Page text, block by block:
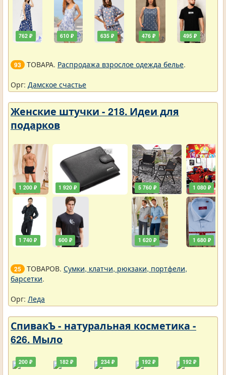
762 ₽ 610 ₽ 635 ₽ 476 ₽ 495 ₽
93 ТОВАРА. Распродажа взрослое одежда белье.
Орг: Дамское счастье
Женские штучки - 218. Идеи для
подарков
1 200 ₽
1 740 ₽
1 920 ₽
600 ₽
5 760 ₽
1 620 ₽
1 080 ₽
1 680 ₽
25 ТОВАРОВ. Сумки, клатчи, рюкзаки, портфели,
барсетки.
Орг: Леда
СпивакЪ - натуральная косметика -
626. Мыло
200 ₽ 182 ₽ 234 ₽ 192 ₽ 192 ₽